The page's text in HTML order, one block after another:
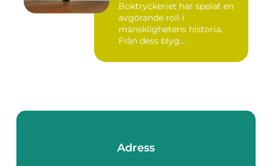
Boktryckeriet har spelat en
avgörande roll i
mänsklighetens historia.
Från dess blyg...
Adress